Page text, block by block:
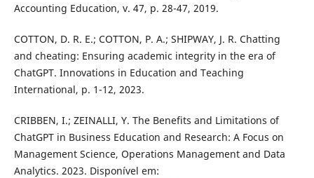
Accounting Education, v. 47, p. 28-47, 2019.
COTTON, D. R. E.; COTTON, P. A.; SHIPWAY, J. R. Chatting
and cheating: Ensuring academic integrity in the era of
ChatGPT. Innovations in Education and Teaching
International, p. 1-12, 2023.
CRIBBEN, I.; ZEINALLI, Y. The Benefits and Limitations of
ChatGPT in Business Education and Research: A Focus on
Management Science, Operations Management and Data
Analytics. 2023. Disponível em: